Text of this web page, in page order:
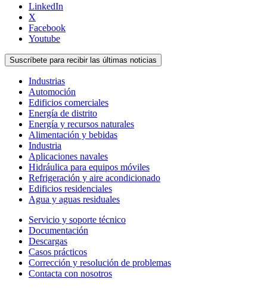
LinkedIn
X
Facebook
Youtube
Suscríbete para recibir las últimas noticias
Industrias
Automoción
Edificios comerciales
Energía de distrito
Energía y recursos naturales
Alimentación y bebidas
Industria
Aplicaciones navales
Hidráulica para equipos móviles
Refrigeración y aire acondicionado
Edificios residenciales
Agua y aguas residuales
Servicio y soporte técnico
Documentación
Descargas
Casos prácticos
Corrección y resolución de problemas
Contacta con nosotros